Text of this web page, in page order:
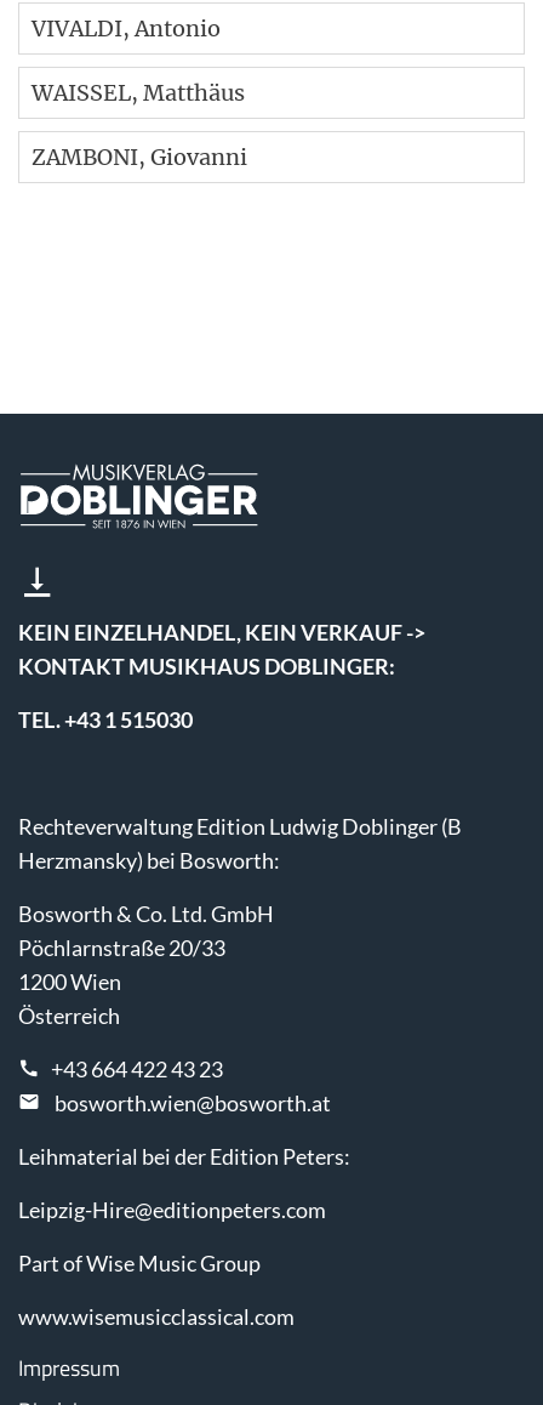
VIVALDI, Antonio
WAISSEL, Matthäus
ZAMBONI, Giovanni
KEIN EINZELHANDEL, KEIN VERKAUF ->
KONTAKT MUSIKHAUS DOBLINGER:
TEL. +43 1 515030
Rechteverwaltung Edition Ludwig Doblinger (B
Herzmansky) bei Bosworth:
Bosworth & Co. Ltd. GmbH
Pöchlarnstraße 20/33
1200 Wien
Österreich
+43 664 422 43 23
bosworth.wien@bosworth.at
Leihmaterial bei der Edition Peters:
Leipzig-Hire@editionpeters.com
Part of Wise Music Group
www.wisemusicclassical.com
Impressum